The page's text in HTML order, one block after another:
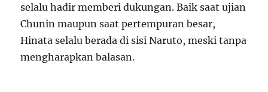
selalu hadir memberi dukungan. Baik saat ujian
Chunin maupun saat pertempuran besar,
Hinata selalu berada di sisi Naruto, meski tanpa
mengharapkan balasan.